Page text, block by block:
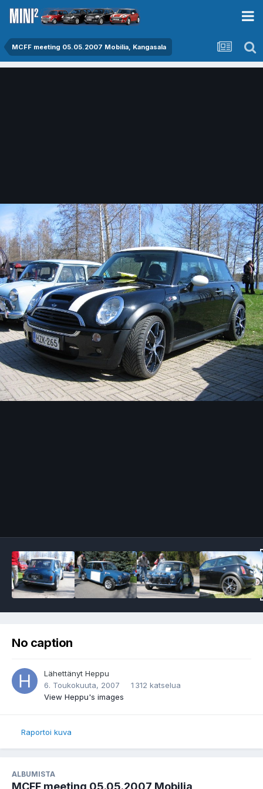
MCFF meeting 05.05.2007 Mobilia, Kangasala
No caption
Lähettänyt Heppu
6. Toukokuuta, 2007
1 312 katselua
View Heppu's images
Raportoi kuva
ALBUMISTA
MCFF meeting 05.05.2007 Mobilia,